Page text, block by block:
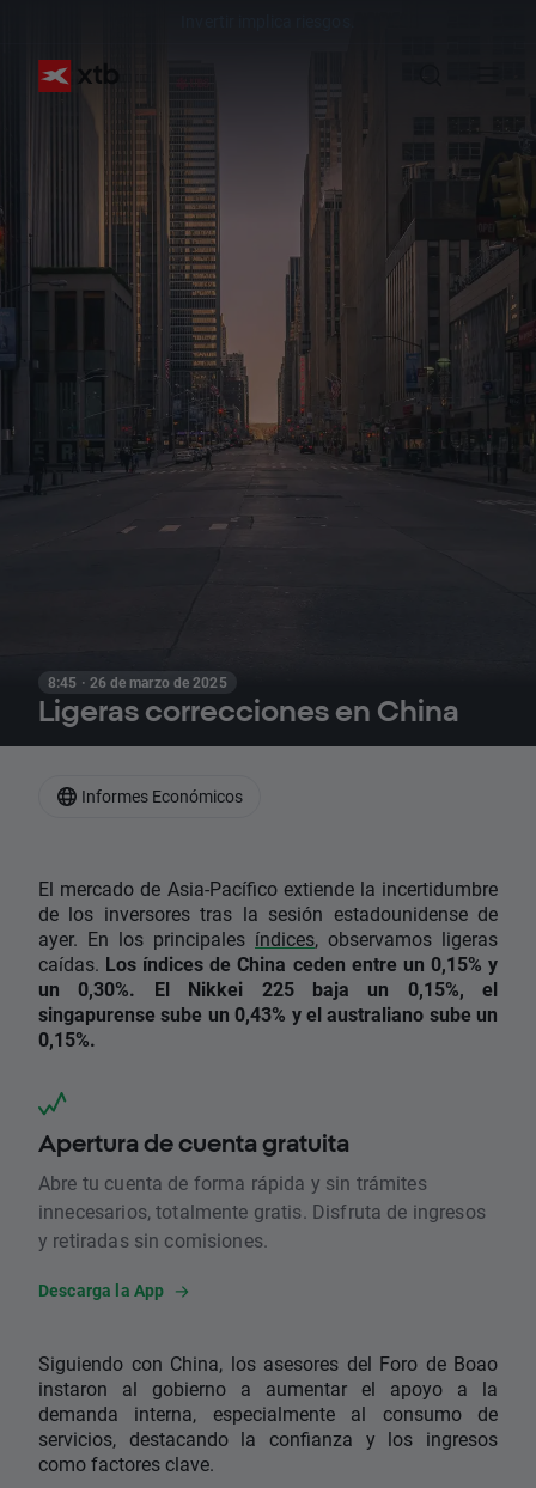
8:45 · 26 de marzo de 2025
Ligeras correcciones en China
El mercado de Asia-Pacífico extiende la incertidumbre
de los inversores tras la sesión estadounidense de
ayer. En los principales índices, observamos ligeras
caídas. Los índices de China ceden entre un 0,15% y
un 0,30%. El Nikkei 225 baja un 0,15%, el
singapurense sube un 0,43% y el australiano sube un
0,15%.
Apertura de cuenta gratuita
Abre tu cuenta de forma rápida y sin trámites
innecesarios, totalmente gratis. Disfruta de ingresos
y retiradas sin comisiones.
Descarga la App
Siguiendo con China, los asesores del Foro de Boao
instaron al gobierno a aumentar el apoyo a la
demanda interna, especialmente al consumo de
servicios, destacando la confianza y los ingresos
como factores clave.
Informes Económicos